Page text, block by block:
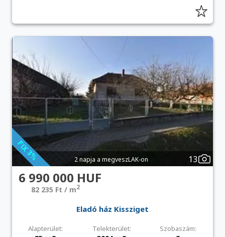
2 napja a megveszLAK-on 13
6 990 000 HUF
82 235 Ft / m2
Eladó ház Kissziget
Alapterület: Telekterület: Szobaszám: